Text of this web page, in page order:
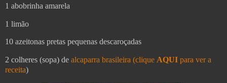
1 abobrinha amarela
1 limão
10 azeitonas pretas pequenas descaroçadas
2 colheres (sopa) de alcaparra brasileira (clique AQUI para ver a
receita)